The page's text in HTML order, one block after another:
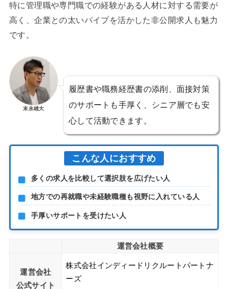
特に管理職や専門職での経験がある人材に対する需要が
高く、企業との太いパイプを活かした非公開求人も魅力
です。
末永雄大
履歴書や職務経歴書の添削、面接対策
のサポートも手厚く、シニア層でも安
心して活動できます。
こんな人におすすめ
多くの求人を比較して選択肢を広げたい人
地方での再就職や未経験職種も視野に入れている人
手厚いサポートを受けたい人
運営会社概要
運営会社
公式サイト
株式会社インディードリクルートパートナ
ーズ